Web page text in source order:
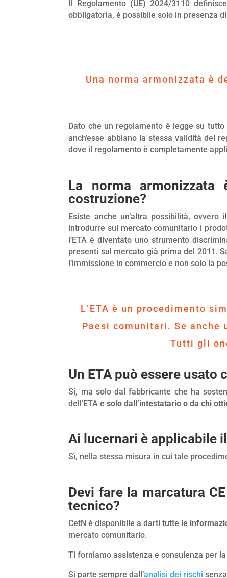
Il Regolamento (UE) 2024/3110
obbligatoria, è possibile solo in presenza
Una norma armonizzata è
Dato che un regolamento è legge su
anch’esse abbiano la stessa validità del
dove il regolamento è completamente
La norma
costruzione?
Esiste anche un’altra possibilità,
introdurre sul mercato comunitario i
l’ETA è diventato uno strumento
presenti sul mercato già prima del 2011.
l’immissione in commercio e non solo la
L’ETA è un procedimento
Paesi comunitari. Se anche
Tutti gli
Un ETA può essere usato
Si, ma solo dal fabbricante che ha
dell’ETA esolo dall’intestatario o da chi
Ai lucernari è applicabile
Sì, nella stessa misura in cui tale
Devi fare la marcatura
tecnico?
CetN è disponibile a darti tutte le
mercato comunitario.
Ti forniamo assistenza e consulenza per
Si parte sempre dall’analisi dei rischi